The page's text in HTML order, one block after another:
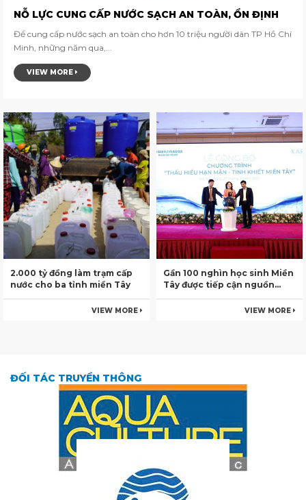
NỖ LỰC CUNG CẤP NƯỚC SẠCH AN TOÀN, ỔN ĐỊNH
Để cung cấp nước sạch an toàn cho hơn 10 triệu người dân TP Hồ Chí
Minh, những năm qua,...
VIEW MORE
2.000 tỷ đồng làm trạm cấp
nước cho ba tỉnh miền Tây
VIEW MORE
Gần 100 nghìn học sinh Miền
Tây được tiếp cận nguồn
VIEW MORE
ĐỐI TÁC TRUYỀN THÔNG